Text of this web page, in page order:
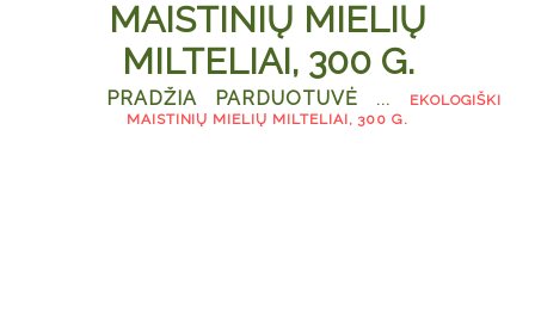
MAISTINIŲ MIELIŲ
MILTELIAI, 300 G.
PRADŽIA PARDUOTUVĖ ...
EKOLOGIŠKI
MAISTINIŲ MIELIŲ MILTELIAI, 300 G.
TESTAS
KONTAKTAI